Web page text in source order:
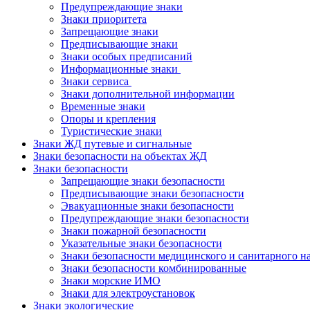
Предупреждающие знаки
Знаки приоритета
Запрещающие знаки
Предписывающие знаки
Знаки особых предписаний
Информационные знаки
Знаки сервиса
Знаки дополнительной информации
Временные знаки
Опоры и крепления
Туристические знаки
Знаки ЖД путевые и сигнальные
Знаки безопасности на объектах ЖД
Знаки безопасности
Запрещающие знаки безопасности
Предписывающие знаки безопасности
Эвакуационные знаки безопасности
Предупреждающие знаки безопасности
Знаки пожарной безопасности
Указательные знаки безопасности
Знаки безопасности медицинского и санитарного
Знаки безопасности комбинированные
Знаки морские ИМО
Знаки для электроустановок
Знаки экологические